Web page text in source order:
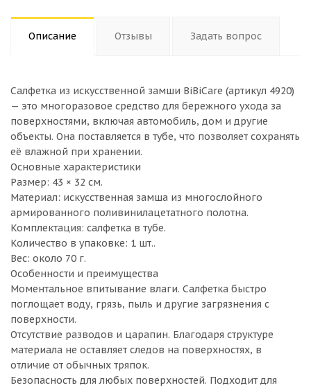
Описание Отзывы Задать вопрос
Салфетка из искусственной замши BiBiCare (артикул 4920)
— это многоразовое средство для бережного ухода за
поверхностями, включая автомобиль, дом и другие
объекты. Она поставляется в тубе, что позволяет сохранять
её влажной при хранении.
Основные характеристики
Размер: 43 × 32 см.
Материал: искусственная замша из многослойного
армированного поливинилацетатного полотна.
Комплектация: салфетка в тубе.
Количество в упаковке: 1 шт..
Вес: около 70 г.
Особенности и преимущества
Моментальное впитывание влаги. Салфетка быстро
поглощает воду, грязь, пыль и другие загрязнения с
поверхности.
Отсутствие разводов и царапин. Благодаря структуре
материала не оставляет следов на поверхностях, в
отличие от обычных тряпок.
Безопасность для любых поверхностей. Подходит для